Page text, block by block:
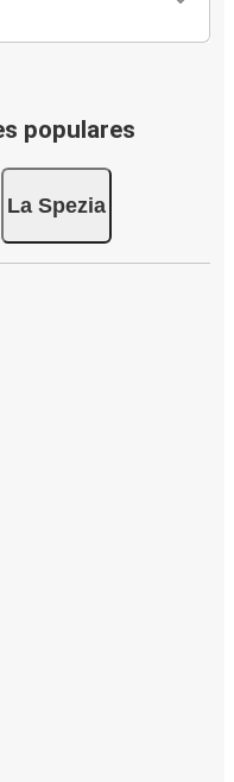
populares
La Spezia